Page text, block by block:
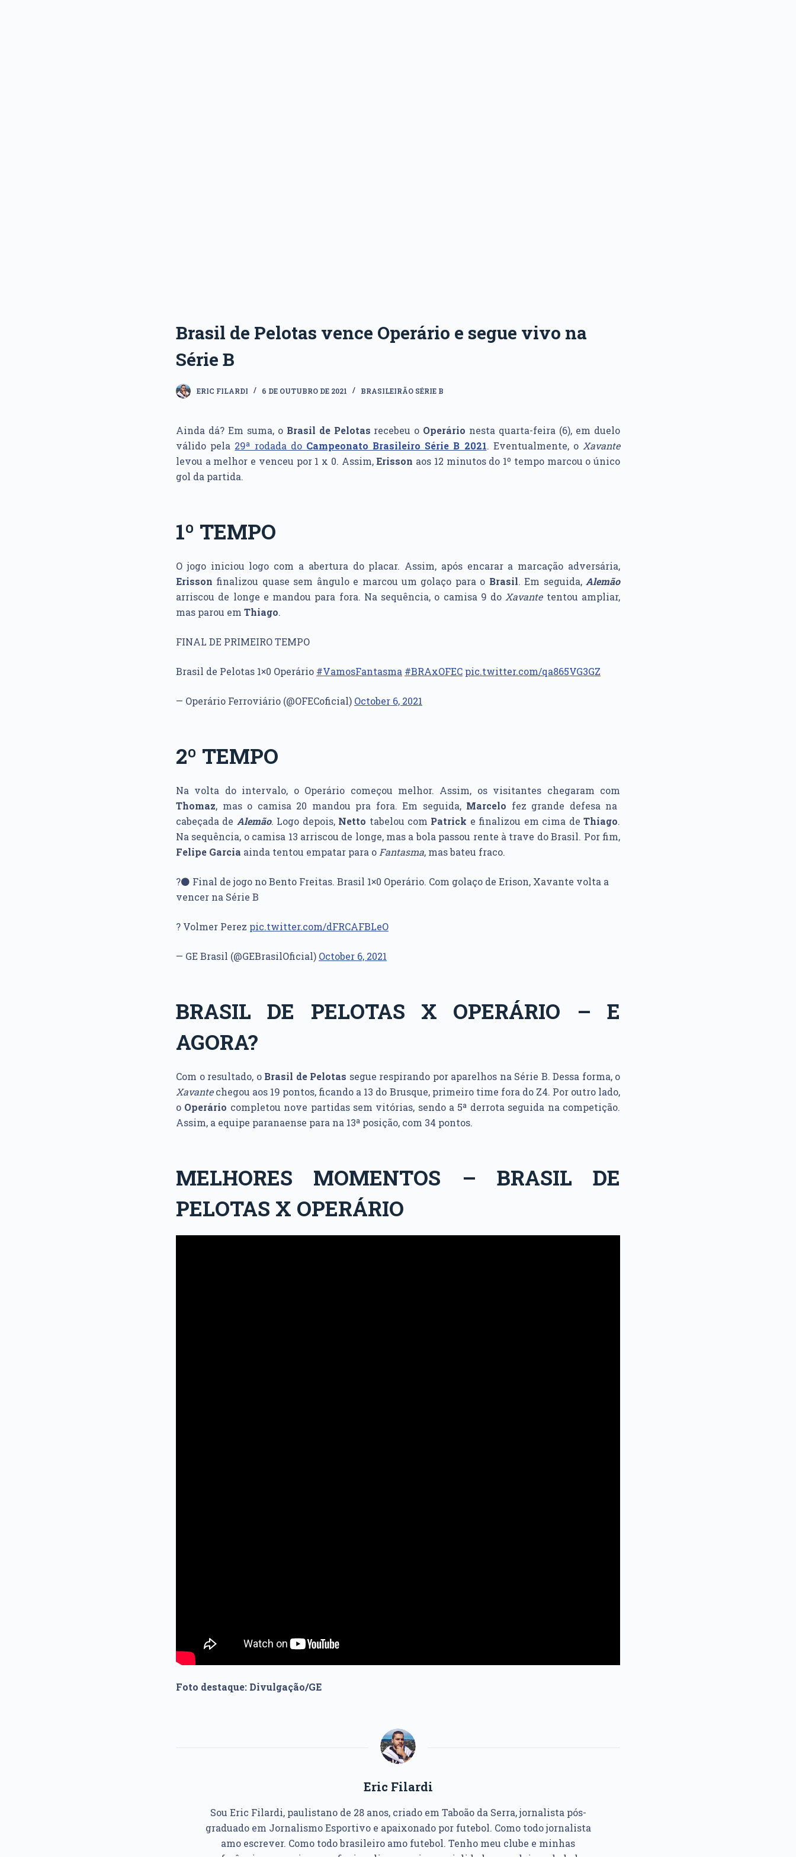
Brasil de Pelotas vence Operário e segue vivo na
Série B
ERIC FILARDI 6 DE OUTUBRO DE 2021 BRASILEIRÃO SÉRIE B
Ainda dá? Em suma, oBrasil de Pelotas recebeu o Operário nesta quarta-feira (6), em duelo
válido pela 29ª rodada do Campeonato Brasileiro Série B 2021. Eventualmente, o Xavante
levou a melhor e venceu por 1 x 0. Assim,Erisson aos 12 minutos do 1º tempo marcou o único
gol da partida.
1º TEMPO
O jogo iniciou logo com a abertura do placar. Assim, após encarar a marcação adversária,
Erisson finalizou quase sem ângulo e marcou um golaço para o Brasil. Em seguida,Alemão
arriscou de longe e mandou para fora. Na sequência, o camisa 9 do Xavantetentou ampliar,
mas parou em Thiago.
FINAL DE PRIMEIRO TEMPO
Brasil de Pelotas 1×0 Operário #VamosFantasma #BRAxOFEC pic.twitter.com/qa865VG3GZ
— Operário Ferroviário (@OFECoficial) October 6, 2021
2º TEMPO
Na volta do intervalo, o Operário começou melhor. Assim, os visitantes chegaram com
Thomaz, mas o camisa 20 mandou pra fora. Em seguida, Marcelo fez grande defesa na
cabeçada de Alemão. Logo depois, Netto tabelou com Patrick e finalizou em cima deThiago.
Na sequência, o camisa 13 arriscou de longe, mas a bola passou rente à trave do Brasil. Por fim,
Felipe Garcia ainda tentou empatar para o Fantasma, mas bateu fraco.
?⚫ Final de jogo no Bento Freitas. Brasil 1×0 Operário. Com golaço de Erison, Xavante volta a
vencer na Série B
? Volmer Perez pic.twitter.com/dFRCAFBLeO
— GE Brasil (@GEBrasilOficial) October 6, 2021
BRASIL DE PELOTAS X OPERÁRIO – E
AGORA?
Com o resultado, o Brasil de Pelotas segue respirando por aparelhos na Série B. Dessa forma, o
Xavantechegou aos 19 pontos, ficando a 13 do Brusque, primeiro time fora do Z4. Por outro lado,
o Operário completou nove partidas sem vitórias, sendo a 5ª derrota seguida na competição.
Assim, a equipe paranaense para na 13ª posição, com 34 pontos.
MELHORES MOMENTOS – BRASIL DE
PELOTAS X OPERÁRIO
Foto destaque: Divulgação/GE
Eric Filardi
Sou Eric Filardi, paulistano de 28 anos, criado em Taboão da Serra, jornalista pós-
graduado em Jornalismo Esportivo e apaixonado por futebol. Como todo jornalista
amo escrever. Como todo brasileiro amo futebol. Tenho meu clube e minhas